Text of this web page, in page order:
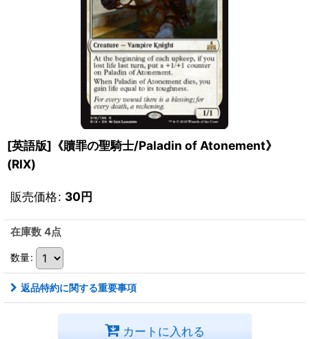
[英語版]《贖罪の聖騎士/Paladin of Atonement》
(RIX)
販売価格: 30円
在庫数 4点
数量:
返品特約に関する重要事項
カートに入れる